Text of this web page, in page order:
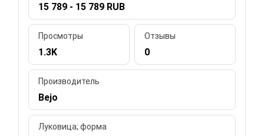
15 789 - 15 789 RUB
Просмотры
1.3K
Отзывы
0
Производитель
Bejo
Луковица; форма